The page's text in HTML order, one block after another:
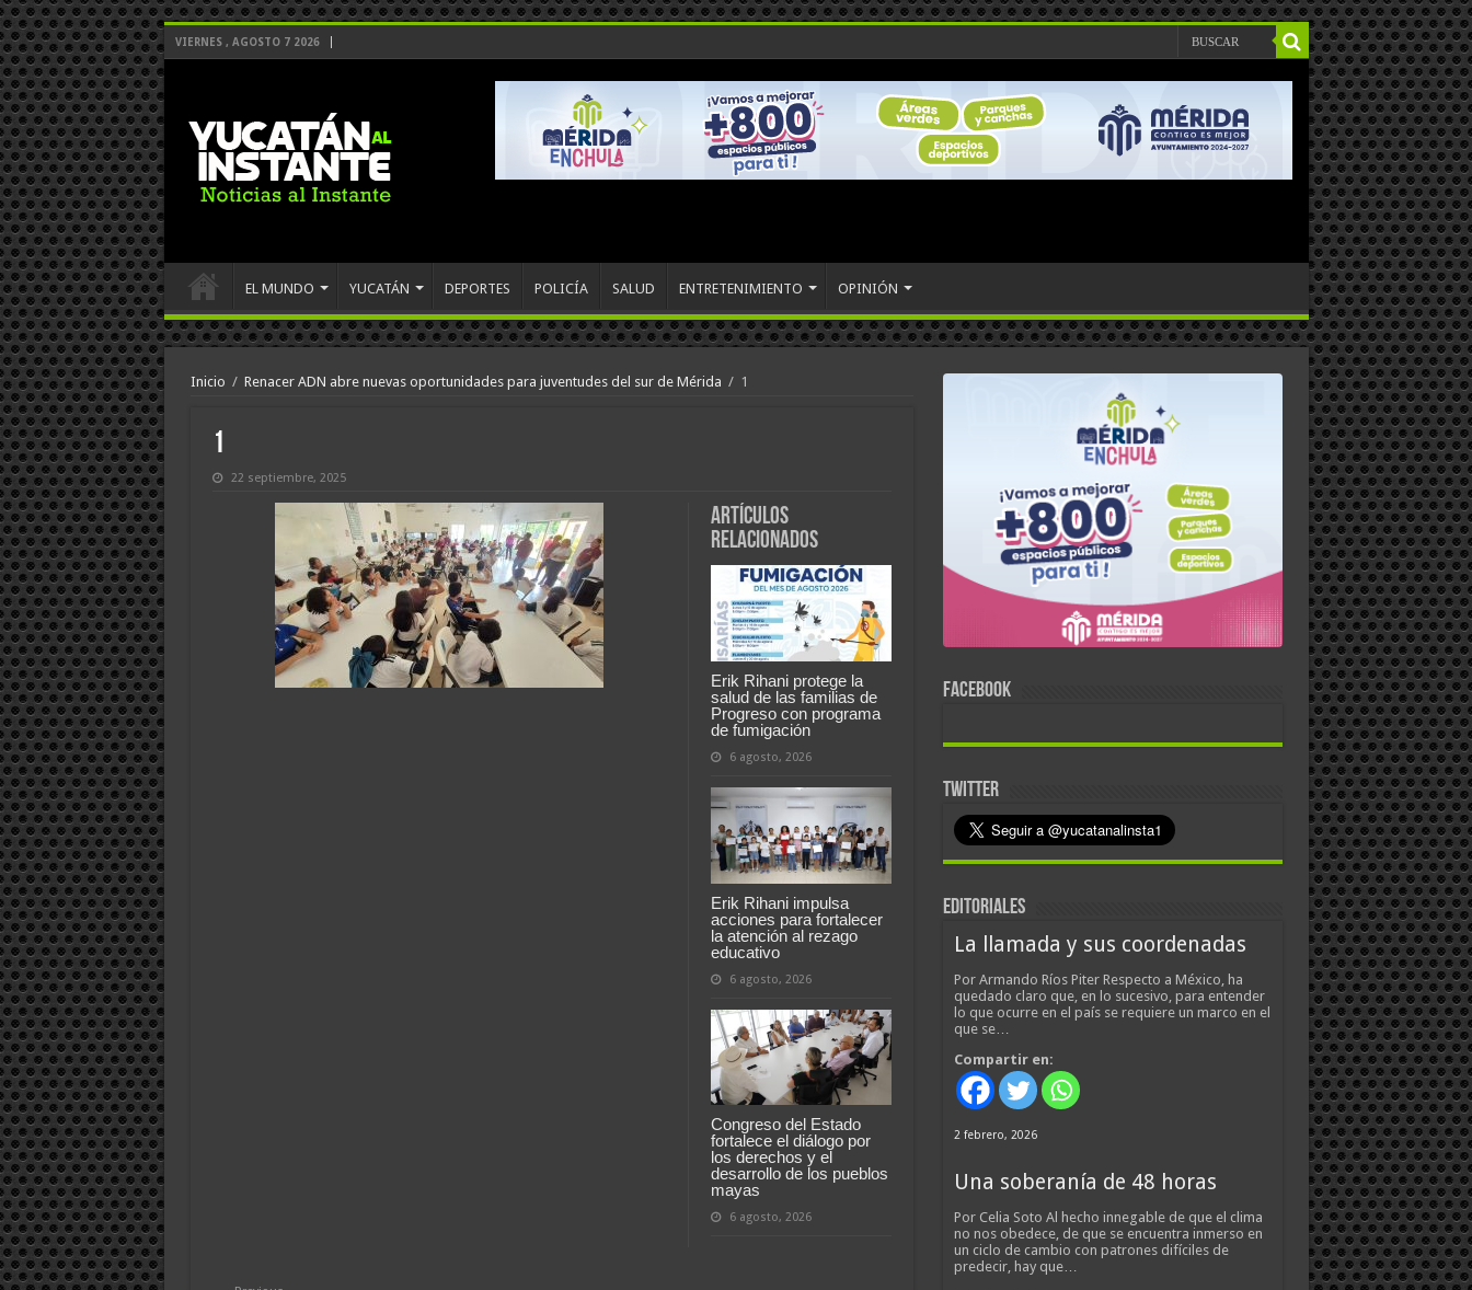
VIERNES , AGOSTO 7 2026
EL MUNDO YUCATÁN DEPORTES POLICÍA SALUD ENTRETENIMIENTO OPINIÓN
Inicio / Renacer ADN abre nuevas oportunidades para juventudes del sur de Mérida / 1
1
22 septiembre, 2025
Artículos
relacionados
Erik Rihani protege la
salud de las familias de
Progreso con programa
de fumigación
6 agosto, 2026
Erik Rihani impulsa
acciones para fortalecer
la atención al rezago
educativo
6 agosto, 2026
Congreso del Estado
fortalece el diálogo por
los derechos y el
desarrollo de los pueblos
mayas
6 agosto, 2026
FACEBOOK
TWITTER
EDITORIALES
La llamada y sus coordenadas
Por Armando Ríos Piter Respecto a México, ha
quedado claro que, en lo sucesivo, para entender
lo que ocurre en el país se requiere un marco en el
que se…
Compartir en:
2 febrero, 2026
Una soberanía de 48 horas
Por Celia Soto Al hecho innegable de que el clima
no nos obedece, de que se encuentra inmerso en
un ciclo de cambio con patrones difíciles de
predecir, hay que…